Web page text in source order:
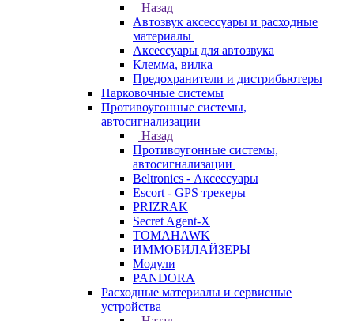
Назад
Автозвук аксессуары и расходные
материалы
Аксессуары для автозвука
Клемма, вилка
Предохранители и дистрибьютеры
Парковочные системы
Противоугонные системы,
автосигнализации
Назад
Противоугонные системы,
автосигнализации
Beltronics - Аксессуары
Escort - GPS трекеры
PRIZRAK
Secret Agent-X
TOMAHAWK
ИММОБИЛАЙЗЕРЫ
Модули
PANDORA
Расходные материалы и сервисные
устройства